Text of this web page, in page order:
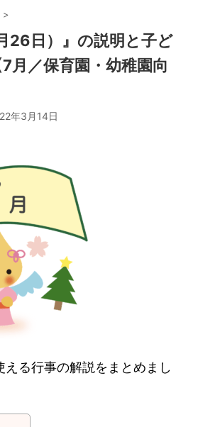
>
26日）』の説明と子ど
月／保育園・幼稚園向
年3月14日
る行事の解説をまとめまし